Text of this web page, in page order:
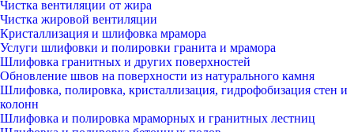
Чистка вентиляции от жира
Чистка жировой вентиляции
Кристаллизация и шлифовка мрамора
Услуги шлифовки и полировки гранита и мрамора
Шлифовка гранитных и других поверхностей
Обновление швов на поверхности из натурального камня
Шлифовка, полировка, кристаллизация, гидрофобизация стен и
колонн
Шлифовка и полировка мраморных и гранитных лестниц